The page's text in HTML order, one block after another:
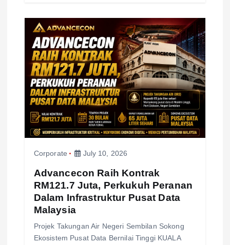
Corporate July 10, 2026
Advancecon Raih Kontrak
RM121.7 Juta, Perkukuh Peranan
Dalam Infrastruktur Pusat Data
Malaysia
Projek Takungan Air Negeri Sembilan Sokong
Ekosistem Pusat Data Bernilai Tinggi KUALA